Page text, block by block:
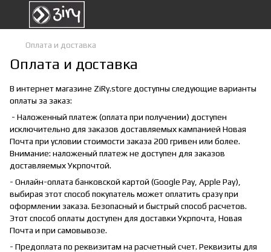
Оплата и доставка
Оплата и доставка
В интернет магазине ZiRy.store доступны следующие варианты
оплаты за заказ:
- Наложенный платеж (оплата при получении) доступен
исключительно для заказов доставляемых кампанией Новая
Почта при условии стоимости заказа 200 гривен или более.
Внимание: наложеный платеж не доступен для заказов
доставляемых Укрпочтой.
- Онлайн-оплата банковской картой (Google Pay, Apple Pay),
выбирая этот способ покупатель может оплатить сразу при
оформлении заказа. Безопасный и быстрый способ расчетов.
Этот способ оплаты доступен для доставки Укрпочта, Новая
Почта и при самовывозе.
- Предоплата по реквизитам на расчетный счет. Реквизиты для